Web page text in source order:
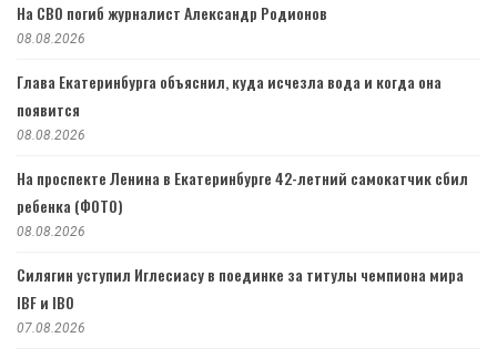
На СВО погиб журналист Александр Родионов
08.08.2026
Глава Екатеринбурга объяснил, куда исчезла вода и когда она
появится
08.08.2026
На проспекте Ленина в Екатеринбурге 42-летний самокатчик сбил
ребенка (ФОТО)
08.08.2026
Силягин уступил Иглесиасу в поединке за титулы чемпиона мира
IBF и IBO
07.08.2026